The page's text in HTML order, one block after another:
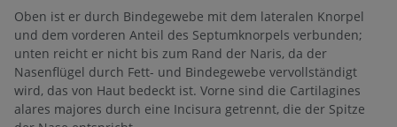
Oben ist er durch Bindegewebe mit dem lateralen Knorpel
und dem vorderen Anteil des Septumknorpels verbunden;
unten reicht er nicht bis zum Rand der Naris, da der
Nasenflügel durch Fett- und Bindegewebe vervollständigt
wird, das von Haut bedeckt ist. Vorne sind die Cartilagines
alares majores durch eine Incisura getrennt, die der Spitze